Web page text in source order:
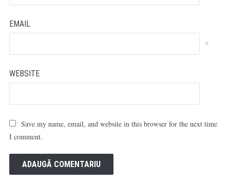
EMAIL
*
WEBSITE
Save my name, email, and website in this browser for the next time
I comment.